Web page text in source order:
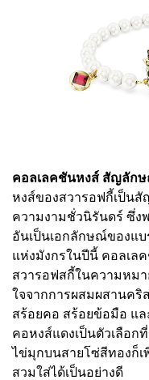
คอลเลคชันหงส์ สัญลัก
หงส์ของสวารอฟกี้เป็น
ความงามชั่วนิรันดร์ ซึ่ง
อันเป็นเอกลักษณ์ของแบ
แห่งมังกรในปีนี้ คอลเล
สวารอฟสกี้ในความหม
ใจจากการผสมผสานค
สร้อยคอ สร้อยข้อมือ แ
คอหงส์แดงเป็นตัวเลือ
ไข่มุกบนสายโซ่สีทองก็เ
สวมใส่ได้เป็นอย่างดี